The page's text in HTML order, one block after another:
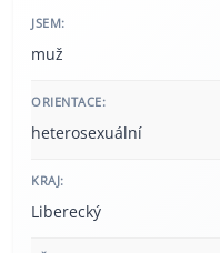
JSEM:
muž
ORIENTACE:
heterosexuální
KRAJ:
Liberecký